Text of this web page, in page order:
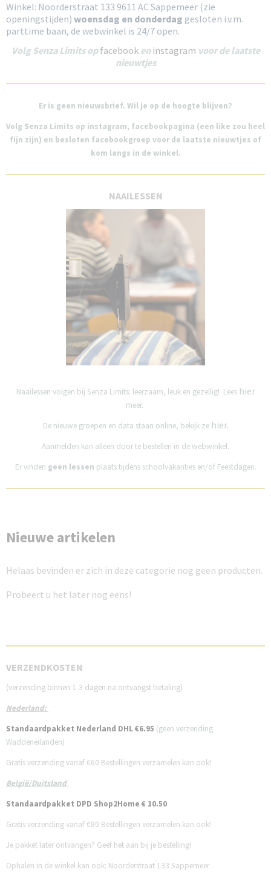
Winkel: Noorderstraat 133 9611 AC Sappemeer (zie
openingstijden) woensdag en donderdag gesloten i.v.m.
parttime baan, de webwinkel is 24/7 open.
Volg Senza Limits opfacebooken instagram voor de laatste
nieuwtjes
Er is geen nieuwsbrief. Wil je op de hoogte blijven?
Volg Senza Limits op instagram, facebookpagina (een like zou heel
fijn zijn) en besloten facebookgroep voor de laatste nieuwtjes of
kom langs in de winkel.
NAAILESSEN
Naailessen volgen bij Senza Limits: leerzaam, leuk en gezellig! Lees hier
meer.
De nieuwe groepen en data staan online, bekijk ze hier.
Aanmelden kan alleen door te bestellen in de webwinkel.
Er vinden geen lessen plaats tijdens schoolvakanties en/of Feestdagen.
Nieuwe artikelen
Helaas bevinden er zich in deze categorie nog geen producten.
Probeert u het later nog eens!
VERZENDKOSTEN
(verzending binnen 1-3 dagen na ontvangst betaling)
Nederland:
Standaardpakket Nederland DHL €6.95 (geen verzending
Waddeneilanden)
Gratis verzending vanaf €60 Bestellingen verzamelen kan ook!
België/Duitsland
Standaardpakket DPD Shop2Home € 10.50
Gratis verzending vanaf €80 Bestellingen verzamelen kan ook!
Je pakket later ontvangen? Geef het aan bij je bestelling!
Ophalen in de winkel kan ook: Noorderstraat 133 Sappemeer